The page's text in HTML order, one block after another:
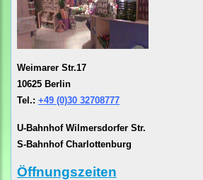
Weimarer Str.17
10625 Berlin
Tel.: +49 (0)30 32708777
U-Bahnhof Wilmersdorfer Str.
S-Bahnhof Charlottenburg
Öffnungszeiten